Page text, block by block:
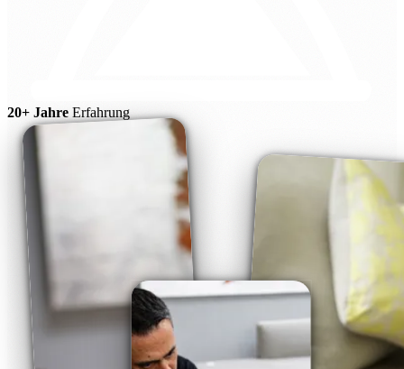
20+ Jahre Erfahrung